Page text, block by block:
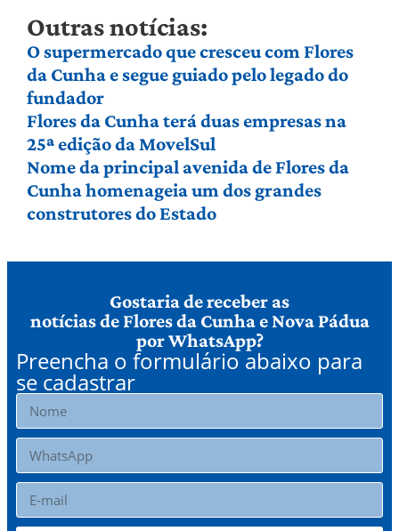
Outras notícias:
O supermercado que cresceu com Flores
da Cunha e segue guiado pelo legado do
fundador
Flores da Cunha terá duas empresas na
25ª edição da MovelSul
Nome da principal avenida de Flores da
Cunha homenageia um dos grandes
construtores do Estado
Gostaria de receber as
notícias de Flores da Cunha e Nova Pádua
por WhatsApp?
Preencha o formulário abaixo para
se cadastrar